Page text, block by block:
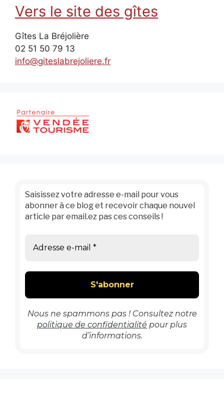
Vers le site des gîtes
Gîtes La Bréjolière
02 51 50 79 13
info@giteslabrejoliere.fr
Saisissez votre adresse e-mail pour vous
abonner à ce blog et recevoir chaque nouvel
article par email.ez pas ces conseils !
Nous ne spammons pas ! Consultez notre
politique de confidentialité pour plus
d’informations.